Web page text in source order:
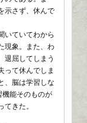
示さず、休んで
いていてわから
現象。また、わ
退屈してしまう
って休んでしま
、脳は学習しな
能そのものが
きた。